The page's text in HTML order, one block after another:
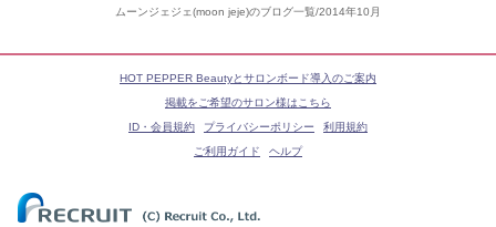
ムーンジェジェ(moon jeje)のブログ一覧/2014年10月
HOT PEPPER Beautyとサロンボード導入のご案内
掲載をご希望のサロン様はこちら
ID・会員規約
プライバシーポリシー
利用規約
ご利用ガイド
ヘルプ